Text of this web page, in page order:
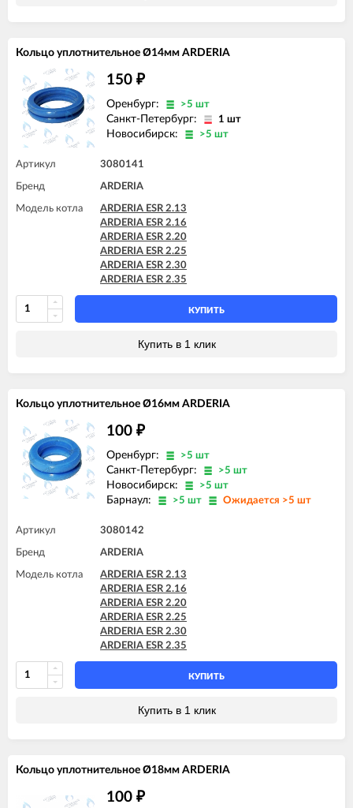
Кольцо уплотнительное Ø14мм ARDERIA
150 ₽
Оренбург: >5 шт
Санкт-Петербург: 1 шт
Новосибирск: >5 шт
Артикул 3080141
Бренд ARDERIA
Модель котла
ARDERIA ESR 2.13
ARDERIA ESR 2.16
ARDERIA ESR 2.20
ARDERIA ESR 2.25
ARDERIA ESR 2.30
ARDERIA ESR 2.35
КУПИТЬ
Купить в 1 клик
Кольцо уплотнительное Ø16мм ARDERIA
100 ₽
Оренбург: >5 шт
Санкт-Петербург: >5 шт
Новосибирск: >5 шт
Барнаул: >5 шт Ожидается >5 шт
Артикул 3080142
Бренд ARDERIA
Модель котла
ARDERIA ESR 2.13
ARDERIA ESR 2.16
ARDERIA ESR 2.20
ARDERIA ESR 2.25
ARDERIA ESR 2.30
ARDERIA ESR 2.35
КУПИТЬ
Купить в 1 клик
Кольцо уплотнительное Ø18мм ARDERIA
100 ₽